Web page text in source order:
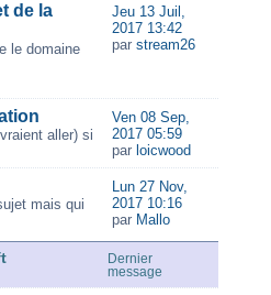
de la
le domaine
Jeu 13 Juil,
2017 13:42
par stream26
aller) si
Ven 08 Sep,
2017 05:59
par loicwood
mais qui
Lun 27 Nov,
2017 10:16
par Mallo
Dernier
message